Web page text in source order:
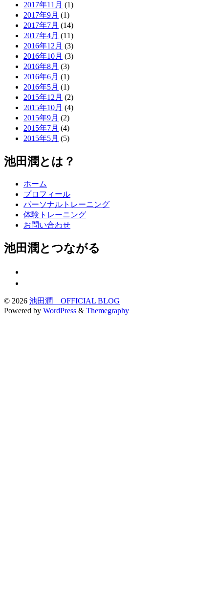
2017年11月 (1)
2017年9月 (1)
2017年7月 (14)
2017年4月 (11)
2016年12月 (3)
2016年10月 (3)
2016年8月 (3)
2016年6月 (1)
2016年5月 (1)
2015年12月 (2)
2015年10月 (4)
2015年9月 (2)
2015年7月 (4)
2015年5月 (5)
池田潤とは？
ホーム
プロフィール
パーソナルトレーニング
体験トレーニング
お問い合わせ
池田潤とつながる
© 2026 池田潤 OFFICIAL BLOG
Powered by WordPress & Themegraphy